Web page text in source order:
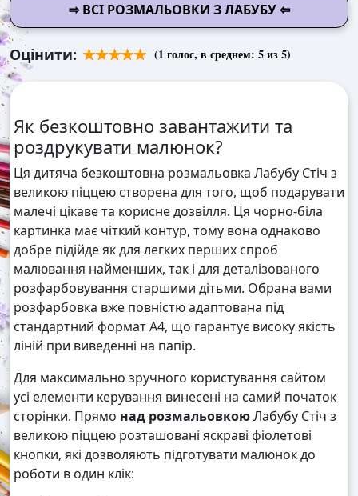
⇨ ВСІ РОЗМАЛЬОВКИ З ЛАБУБУ ⇦
Оцінити: (1 голос, в среднем: 5из 5)
Як безкоштовно завантажити та
роздрукувати малюнок?
Ця дитяча безкоштовна розмальовка Лабубу Стіч з
великою піццею створена для того, щоб подарувати
малечі цікаве та корисне дозвілля. Ця чорно-біла
картинка має чіткий контур, тому вона однаково
добре підійде як для легких перших спроб
малювання найменших, так і для деталізованого
розфарбовування старшими дітьми. Обрана вами
розфарбовка вже повністю адаптована під
стандартний формат А4, що гарантує високу якість
ліній при виведенні на папір.
Для максимально зручного користування сайтом
усі елементи керування винесені на самий початок
сторінки. Прямо над розмальовкоюЛабубу Стіч з
великою піццею розташовані яскраві фіолетові
кнопки, які дозволяють підготувати малюнок до
роботи в один клік: